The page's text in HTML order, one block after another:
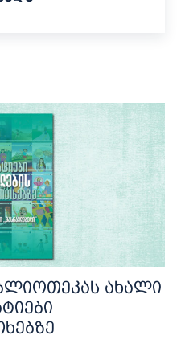
ახალი